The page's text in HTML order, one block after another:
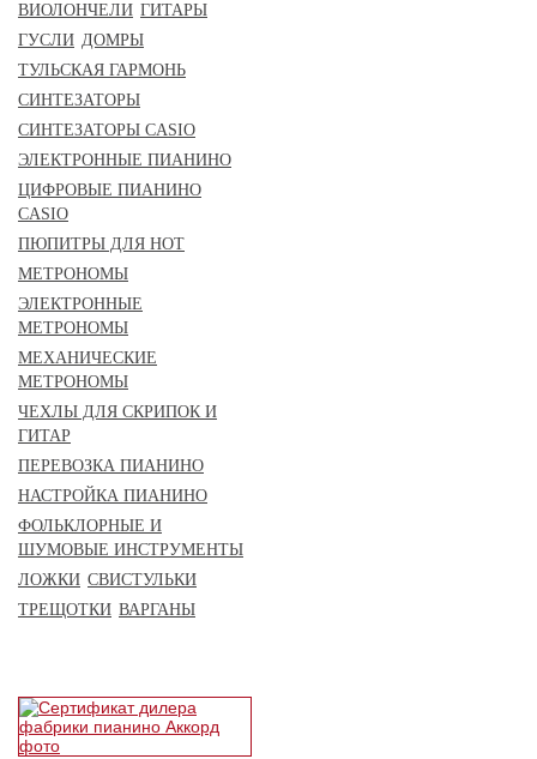
ВИОЛОНЧЕЛИ ГИТАРЫ
ГУСЛИ ДОМРЫ
ТУЛЬСКАЯ ГАРМОНЬ
СИНТЕЗАТОРЫ
СИНТЕЗАТОРЫ CASIO
ЭЛЕКТРОННЫЕ ПИАНИНО
ЦИФРОВЫЕ ПИАНИНО
CASIO
ПЮПИТРЫ ДЛЯ НОТ
МЕТРОНОМЫ
ЭЛЕКТРОННЫЕ
МЕТРОНОМЫ
МЕХАНИЧЕСКИЕ
МЕТРОНОМЫ
ЧЕХЛЫ ДЛЯ СКРИПОК И
ГИТАР
ПЕРЕВОЗКА ПИАНИНО
НАСТРОЙКА ПИАНИНО
ФОЛЬКЛОРНЫЕ И
ШУМОВЫЕ ИНСТРУМЕНТЫ
ЛОЖКИ СВИСТУЛЬКИ
ТРЕЩОТКИ ВАРГАНЫ